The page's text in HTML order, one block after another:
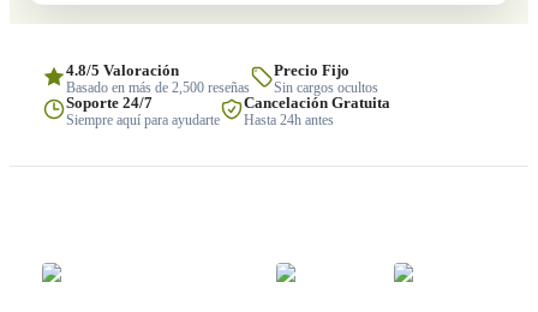
4.8/5 Valoración
Basado en más de 2,500 reseñas
Precio Fijo
Sin cargos ocultos
Soporte 24/7
Siempre aquí para ayudarte
Cancelación Gratuita
Hasta 24h antes